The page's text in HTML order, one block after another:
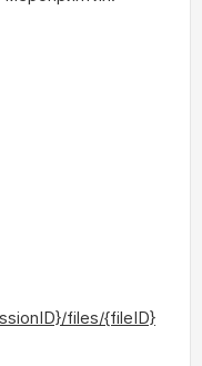
files/{fileID}